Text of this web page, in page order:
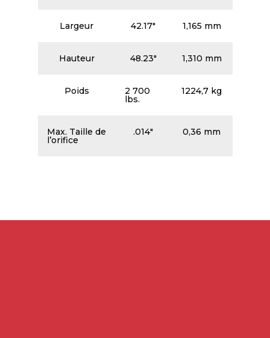
Largeur 42.17″ 1,165 mm
Hauteur 48.23″ 1,310 mm
Poids 2 700
lbs.
1224,7 kg
Max. Taille de
l’orifice
.014″ 0,36 mm